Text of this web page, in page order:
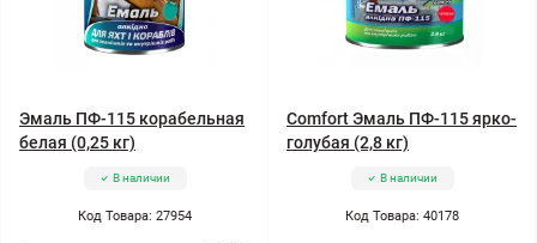
Эмаль ПФ-115 корабельная
белая (0,25 кг)
В наличии
Код Товара: 27954
Comfort Эмаль ПФ-115 ярко-
голубая (2,8 кг)
В наличии
Код Товара: 40178